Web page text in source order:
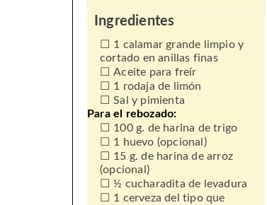
Ingredientes
1 calamar grande limpio y
cortado en anillas finas
Aceite para freír
1 rodaja de limón
Sal y pimienta
Para el rebozado:
100 g. de harina de trigo
1 huevo (opcional)
15 g. de harina de arroz
(opcional)
½ cucharadita de levadura
1 cerveza del tipo que